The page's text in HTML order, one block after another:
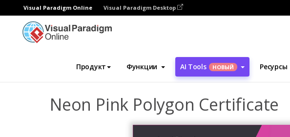
Visual Paradigm Online Visual Paradigm Desktop
Продукт Функции AI Tools НОВЫЙ Ресурсы
Инструмент графического дизайна Шаблоны Сертификаты
Neon Pink Polygon Certificate